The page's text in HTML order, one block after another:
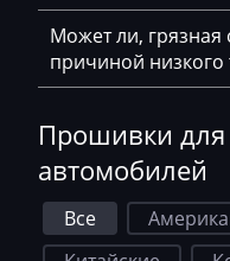
Ford
Foton
Furukawa
GAC
Geely
Может ли, грязная
причиной низкого
Прошивки для
автомобилей
Все